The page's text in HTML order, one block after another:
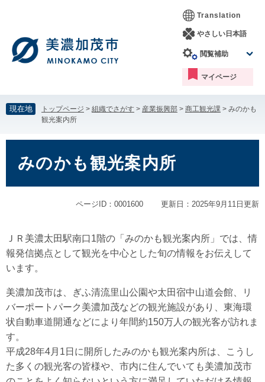
す。
し
て
本
へ
Translation
やさしい日本語
閲覧補助
マイページ
現在地 トップページ > 組織でさがす > 産業振興部 > 商工観光課 > みのかも
観光案内所
みのかも観光案内所
ページID：0001600 更新日：2025年9月11日更新
ＪＲ美濃太田駅南口1階の「みのかも観光案内所」では、情
報発信拠点として観光を中心とした旬の情報をお伝えして
います。
美濃加茂市は、ぎふ清流里山公園や太田宿中山道会館、リ
バーポートパーク美濃加茂などの観光施設があり、東海環
状自動車道開通などにより年間約150万人の観光客が訪れま
す。
平成28年4月1日に開所したみのかも観光案内所は、こうし
た多くの観光客の皆様や、市内に住んでいても美濃加茂市